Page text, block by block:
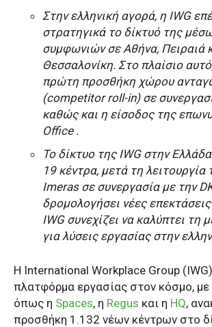
Στην ελληνική αγορά, η IWG
στρατηγικά το δίκτυό της
συμφωνιών σε Αθήνα, Πειραιά
Θεσσαλονίκη. Στο πλαίσιο
πρώτη προσθήκη χώρου
(competitor roll-in) σε
καθώς και η είσοδος της
Office .
Το δίκτυο της IWG στην
19 κέντρα, μετά τη λειτουργία
Imeras σε συνεργασία με την
δρομολογήσει νέες
IWG συνεχίζει να καλύπτει τη
για λύσεις εργασίας στην
Η International Workplace Group
πλατφόρμα εργασίας στον κόσμο,
όπως η Spaces, η Regus και η HQ,
προσθήκη 1.132 νέων κέντρων στο